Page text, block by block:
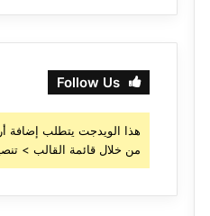
Follow Us
هذا الويدجت يتطلب إضافة
من خلال قائمة القالب >